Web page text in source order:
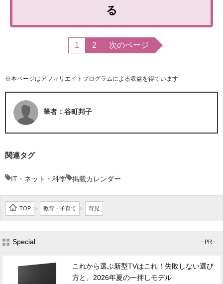
る
1 2 次のページ
※本ページはアフィリエイトプログラムによる収益を得ています
筆者：谷町邦子
関連タグ
IT・ネット・科学 掲載カレンダー
TOP > 教育・子育て > 育児
Special - PR -
これから選ぶ新型TVはこれ！失敗しない選び
方と、2026年夏の一押しモデル